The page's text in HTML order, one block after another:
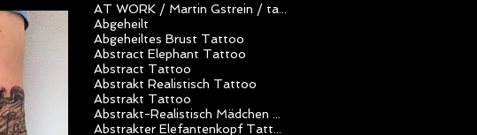
Abgeheilt
Abgeheiltes Brust Tattoo
Abstract Elephant Tattoo
Abstract Tattoo
Abstrakt Realistisch Tattoo
Abstrakt Tattoo